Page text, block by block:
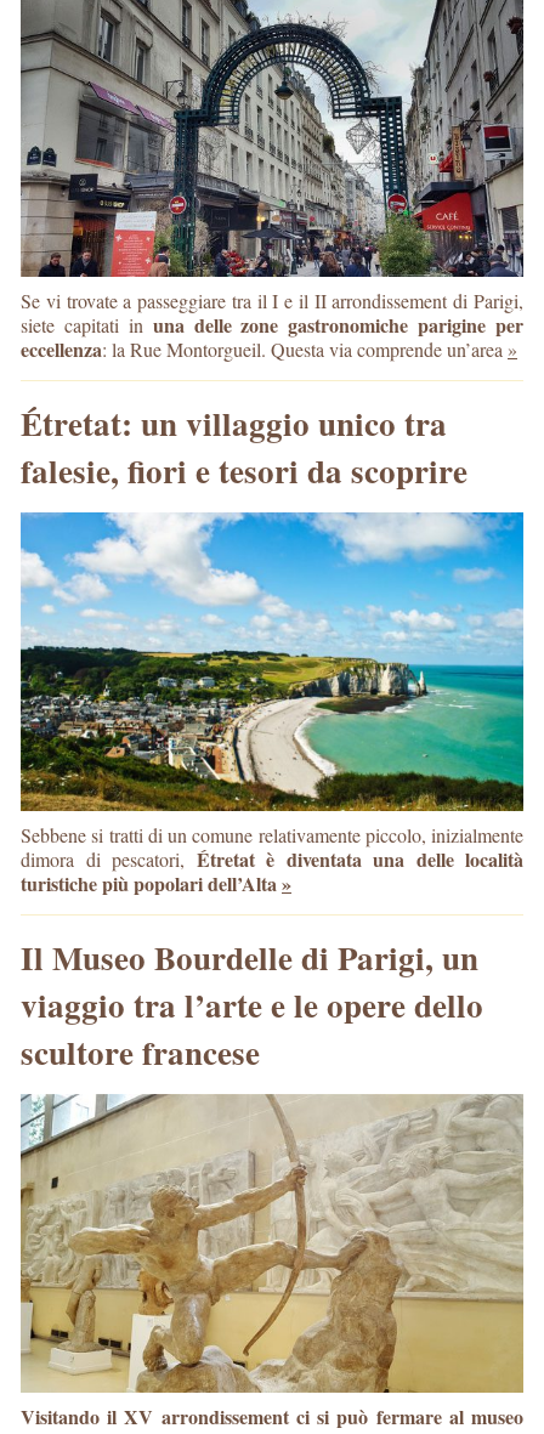
Se vi trovate a passeggiare tra il I e il II arrondissement di Parigi,
siete capitati in una delle zone gastronomiche parigine per
eccellenza: la Rue Montorgueil. Questa via comprende un’area »
Étretat: un villaggio unico tra
falesie, fiori e tesori da scoprire
Sebbene si tratti di un comune relativamente piccolo, inizialmente
dimora di pescatori, Étretat è diventata una delle località
turistiche più popolari dell’Alta»
Il Museo Bourdelle di Parigi, un
viaggio tra l’arte e le opere dello
scultore francese
Visitando il XV arrondissement ci si può fermare al museo